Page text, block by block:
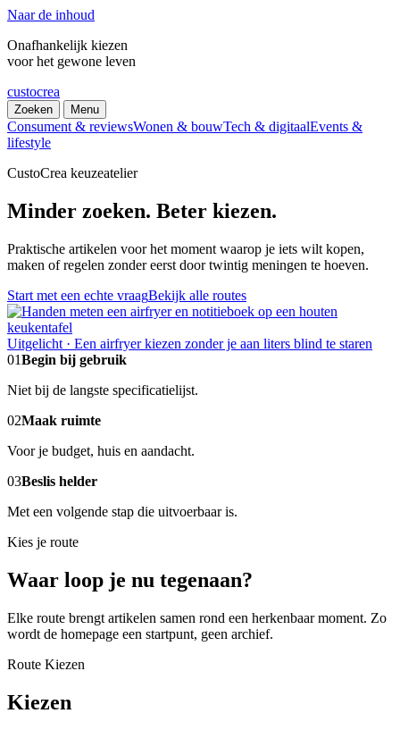
Naar de inhoud
Onafhankelijk kiezen
voor het gewone leven
custocrea
Zoeken Menu
Consument & reviewsWonen & bouwTech & digitaalEvents &
lifestyle
CustoCrea keuzeatelier
Minder zoeken. Beter kiezen.
Praktische artikelen voor het moment waarop je iets wilt kopen,
maken of regelen zonder eerst door twintig meningen te hoeven.
Start met een echte vraagBekijk alle routes
Uitgelicht · Een airfryer kiezen zonder je aan liters blind te staren
01Begin bij gebruik
Niet bij de langste specificatielijst.
02Maak ruimte
Voor je budget, huis en aandacht.
03Beslis helder
Met een volgende stap die uitvoerbaar is.
Kies je route
Waar loop je nu tegenaan?
Elke route brengt artikelen samen rond een herkenbaar moment. Zo
wordt de homepage een startpunt, geen archief.
Route Kiezen
Kiezen